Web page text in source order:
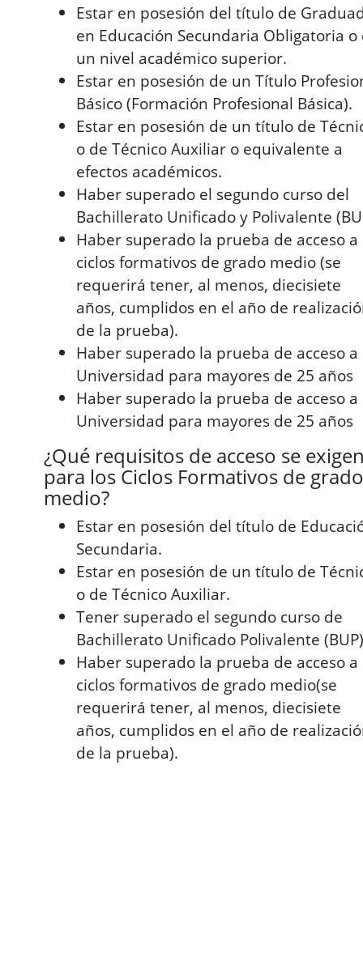
Estar en posesión del título de
en Educación Secundaria Obligatoria o
un nivel académico superior.
Estar en posesión de un Título
Básico (Formación Profesional Básica).
Estar en posesión de un título de
o de Técnico Auxiliar o equivalente a
efectos académicos.
Haber superado el segundo curso del
Bachillerato Unificado y Polivalente
Haber superado la prueba de acceso a
ciclos formativos de grado medio (se
requerirá tener, al menos, diecisiete
años, cumplidos en el año de
de la prueba).
Haber superado la prueba de acceso a
Universidad para mayores de 25 años
Haber superado la prueba de acceso a
Universidad para mayores de 25 años
¿Qué requisitos de acceso se
para los Ciclos Formativos de grado
medio?
Estar en posesión del título de
Secundaria.
Estar en posesión de un título de
o de Técnico Auxiliar.
Tener superado el segundo curso de
Bachillerato Unificado Polivalente
Haber superado la prueba de acceso a
ciclos formativos de grado medio(se
requerirá tener, al menos, diecisiete
años, cumplidos en el año de
de la prueba).